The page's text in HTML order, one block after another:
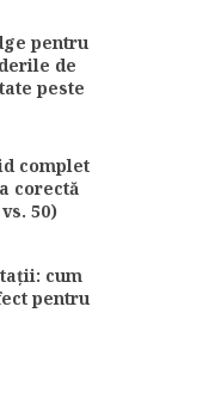
pentru
de
peste
complet
corectă
50)
cum
pentru